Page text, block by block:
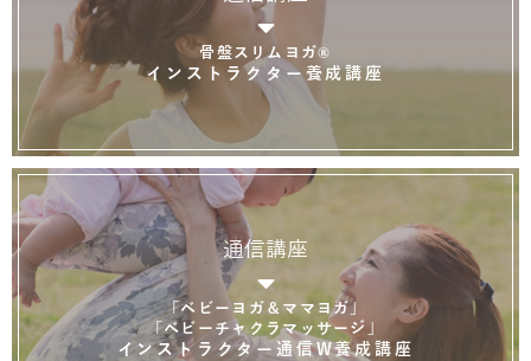
骨盤スリムヨガ®
インストラクター養成講座
通信講座
「ベビーヨガ＆ママヨガ」
「ベビーチャクラマッサージ」
インストラクター通信W養成講座